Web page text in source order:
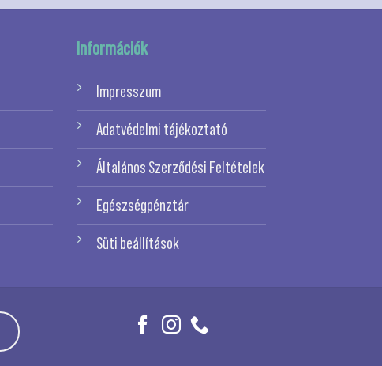
Információk
Impresszum
Adatvédelmi tájékoztató
Általános Szerződési Feltételek
Egészségpénztár
Süti beállítások